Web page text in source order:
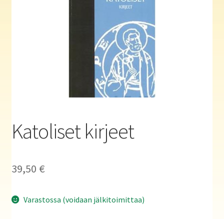
Auringon kirja- ja paperipuodit verkossa
Katoliset kirjeet
39,50 €
Varastossa (voidaan jälkitoimittaa)